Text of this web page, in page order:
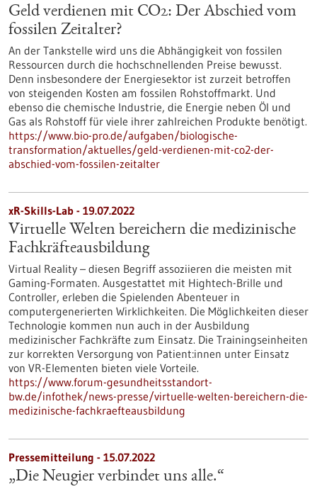
Geld verdienen mit CO2: Der Abschied vom
fossilen Zeitalter?
An der Tankstelle wird uns die Abhängigkeit von fossilen
Ressourcen durch die hochschnellenden Preise bewusst.
Denn insbesondere der Energiesektor ist zurzeit betroffen
von steigenden Kosten am fossilen Rohstoffmarkt. Und
ebenso die chemische Industrie, die Energie neben Öl und
Gas als Rohstoff für viele ihrer zahlreichen Produkte benötigt.
https://www.bio-pro.de/aufgaben/biologische-
transformation/aktuelles/geld-verdienen-mit-co2-der-
abschied-vom-fossilen-zeitalter
xR-Skills-Lab - 19.07.2022
Virtuelle Welten bereichern die medizinische
Fachkräfteausbildung
Virtual Reality – diesen Begriff assoziieren die meisten mit
Gaming-Formaten. Ausgestattet mit Hightech-Brille und
Controller, erleben die Spielenden Abenteuer in
computergenerierten Wirklichkeiten. Die Möglichkeiten dieser
Technologie kommen nun auch in der Ausbildung
medizinischer Fachkräfte zum Einsatz. Die Trainingseinheiten
zur korrekten Versorgung von Patient:innen unter Einsatz
von VR-Elementen bieten viele Vorteile.
https://www.forum-gesundheitsstandort-
bw.de/infothek/news-presse/virtuelle-welten-bereichern-die-
medizinische-fachkraefteausbildung
Pressemitteilung - 15.07.2022
„Die Neugier verbindet uns alle.“